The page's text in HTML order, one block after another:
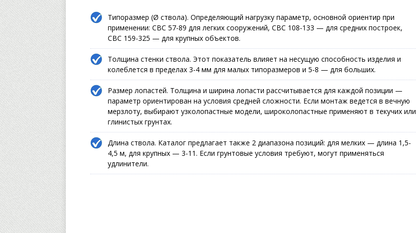
Типоразмер (Ø ствола). Определяющий нагрузку параметр, основной ориентир при
применении: СВС 57-89 для легких сооружений, СВС 108-133 — для средних построек,
СВС 159-325 — для крупных объектов.
Толщина стенки ствола. Этот показатель влияет на несущую способность изделия и
колеблется в пределах 3-4 мм для малых типоразмеров и 5-8 — для больших.
Размер лопастей. Толщина и ширина лопасти рассчитывается для каждой позиции —
параметр ориентирован на условия средней сложности. Если монтаж ведется в вечную
мерзлоту, выбирают узколопастные модели, широколопастные применяют в текучих или
глинистых грунтах.
Длина ствола. Каталог предлагает также 2 диапазона позиций: для мелких — длина 1,5-
4,5 м, для крупных — 3-11. Если грунтовые условия требуют, могут применяться
удлинители.